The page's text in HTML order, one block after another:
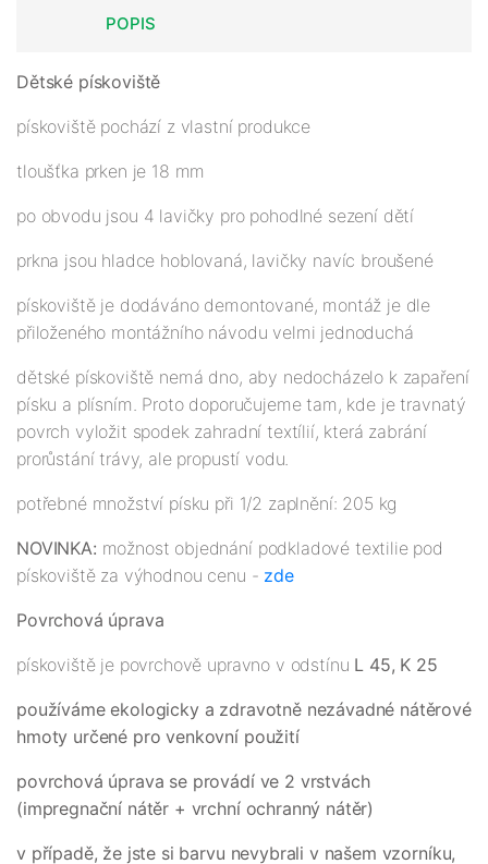
POPIS
Dětské pískoviště
pískoviště pochází z vlastní produkce
tloušťka prken je 18 mm
po obvodu jsou 4 lavičky pro pohodlné sezení dětí
prkna jsou hladce hoblovaná, lavičky navíc broušené
pískoviště je dodáváno demontované, montáž je dle
přiloženého montážního návodu velmi jednoduchá
dětské pískoviště nemá dno, aby nedocházelo k zapaření
písku a plísním. Proto doporučujeme tam, kde je travnatý
povrch vyložit spodek zahradní textílií, která zabrání
prorůstání trávy, ale propustí vodu.
potřebné množství písku při 1/2 zaplnění: 205 kg
NOVINKA: možnost objednání podkladové textilie pod
pískoviště za výhodnou cenu - zde
Povrchová úprava
pískoviště je povrchově upravno v odstínu L 45, K 25
používáme ekologicky a zdravotně nezávadné nátěrové
hmoty určené pro venkovní použití
povrchová úprava se provádí ve 2 vrstvách
(impregnační nátěr + vrchní ochranný nátěr)
v případě, že jste si barvu nevybrali v našem vzorníku,